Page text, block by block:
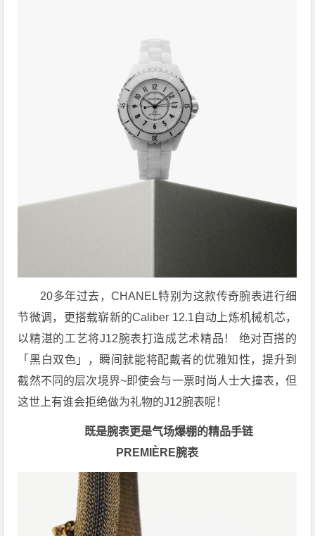
20多年过去，CHANEL特别为这款传奇腕表进行细
节微调，更搭载崭新的Caliber 12.1自动上炼机械机芯，
以精湛的工艺将J12腕表打造成艺术精品！ 绝对百搭的
「黑白双色」，瞬间就能将配戴者的优雅知性，提升到
截然不同的层次境界~即使会与一票时尚人士大撞表，但
这世上有谁会拒绝做为礼物的J12腕表呢！
既是腕表更是气场爆棚的精品手链
PREMIÈRE腕表